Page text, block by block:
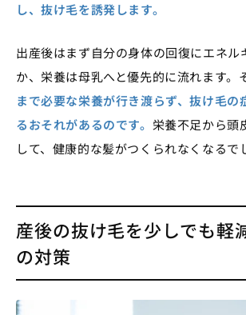
し、抜け毛を誘発します。
出産後はまず自分の身体の回復にエネル
か、栄養は母乳へと優先的に流れます。
まで必要な栄養が行き渡らず、抜け毛の
るおそれがあるのです。 栄養不足から頭
して、健康的な髪がつくられなくなるで
産後の抜け毛を少しでも軽
の対策